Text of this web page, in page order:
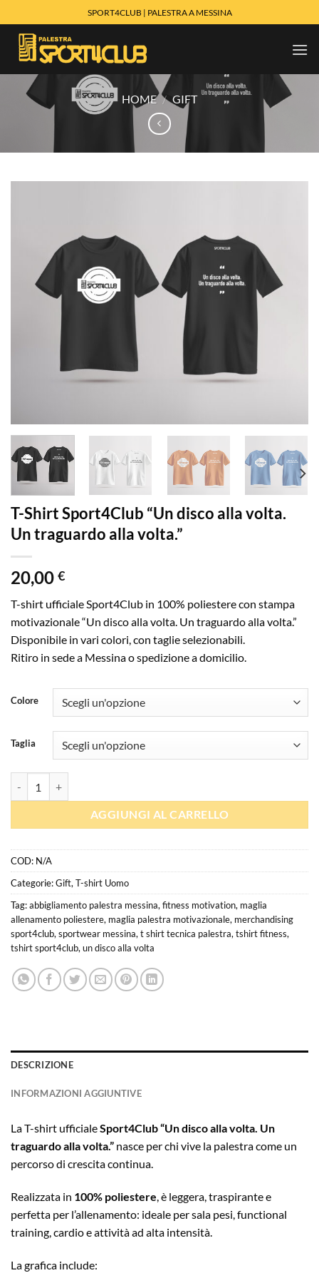
ai
contenuti
SPORT4CLUB | PALESTRA A MESSINA
HOME / GIFT
T-Shirt Sport4Club “Un disco alla volta.
Un traguardo alla volta.”
20,00 €
T-shirt ufficiale Sport4Club in 100% poliestere con stampa
motivazionale “Un disco alla volta. Un traguardo alla volta.”
Disponibile in vari colori, con taglie selezionabili.
Ritiro in sede a Messina o spedizione a domicilio.
Colore
Taglia
AGGIUNGI AL CARRELLO
COD: N/A
Categorie:Gift, T-shirt Uomo
Tag:abbigliamento palestra messina, fitness motivation, maglia
allenamento poliestere, maglia palestra motivazionale, merchandising
sport4club, sportwear messina, t shirt tecnica palestra, tshirt fitness,
tshirt sport4club, un disco alla volta
DESCRIZIONE
INFORMAZIONI AGGIUNTIVE
La T-shirt ufficialeSport4Club “Un disco alla volta. Un
traguardo alla volta.” nasce per chi vive la palestra come un
percorso di crescita continua.
Realizzata in 100% poliestere , è leggera, traspirante e
perfetta per l’allenamento: ideale per sala pesi, functional
training, cardio e attività ad alta intensità.
La grafica include: